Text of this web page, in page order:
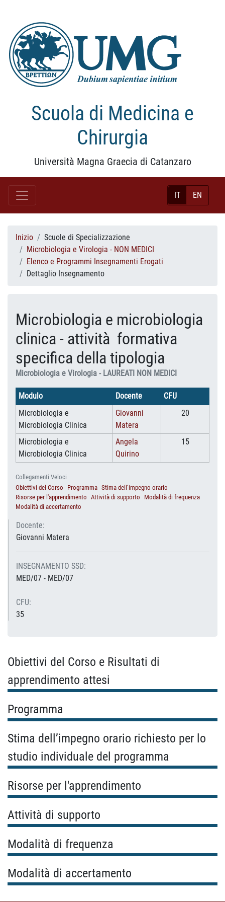
Scuola di Medicina e
Chirurgia
Università Magna Graecia di Catanzaro
IT EN
Inizio
Scuole di Specializzazione
Microbiologia e Virologia - NON MEDICI
Elenco e Programmi Insegnamenti Erogati
Dettaglio Insegnamento
Microbiologia e microbiologia
clinica - attività formativa
specifica della tipologia
Microbiologia e Virologia - LAUREATI NON MEDICI
Modulo Docente
CFU
Microbiologia e
Microbiologia Clinica
Giovanni
Matera
20
Microbiologia e
Microbiologia Clinica
Angela
Quirino
15
Collegamenti Veloci
Obiettivi del Corso
Programma Stima dell’impegno orario
Risorse per l'apprendimento Attività di supporto
Modalità di frequenza
Modalità di accertamento
Docente:
Giovanni Matera
INSEGNAMENTO SSD:
MED/07 - MED/07
CFU:
35
Obiettivi del Corso e Risultati di
apprendimento attesi
Programma
Stima dell’impegno orario richiesto per lo
studio individuale del programma
Risorse per l'apprendimento
Attività di supporto
Modalità di frequenza
Modalità di accertamento